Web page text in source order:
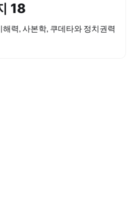
18
해력, 사본학, 쿠데타와 정치권력